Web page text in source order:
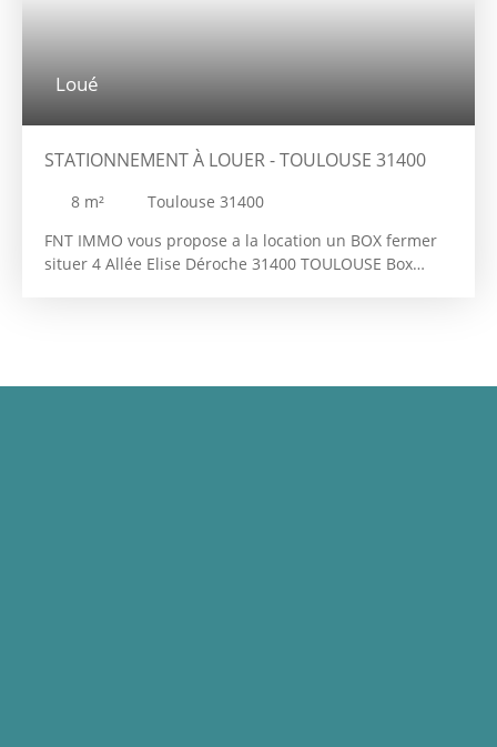
Loué
STATIONNEMENT À LOUER - TOULOUSE 31400
8 m²
Toulouse 31400
FNT IMMO vous propose a la location un BOX fermer
situer 4 Allée Elise Déroche 31400 TOULOUSE Box